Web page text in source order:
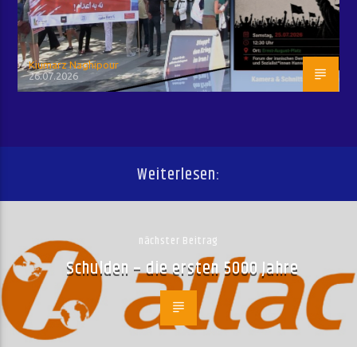
Kiumarz Naghipour
26.07.2026
Weiterlesen:
nächster Beitrag
Schulden – die ersten 5000 Jahre